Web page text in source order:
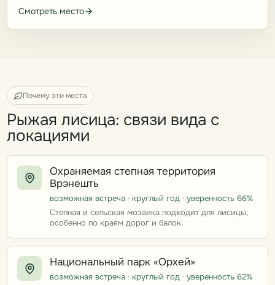
Смотреть место
Почему эти места
Рыжая лисица: связи вида с
локациями
Охраняемая степная территория
Врэнешть
возможная встреча · круглый год · уверенность 66%
Степная и сельская мозаика подходит для лисицы,
особенно по краям дорог и балок.
Национальный парк «Орхей»
возможная встреча · круглый год · уверенность 62%